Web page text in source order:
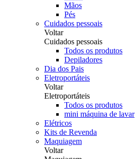
Mãos
Pés
Cuidados pessoais
Voltar
Cuidados pessoais
Todos os produtos
Depiladores
Dia dos Pais
Eletroportáteis
Voltar
Eletroportáteis
Todos os produtos
mini máquina de lavar
Elétricos
Kits de Revenda
Maquiagem
Voltar